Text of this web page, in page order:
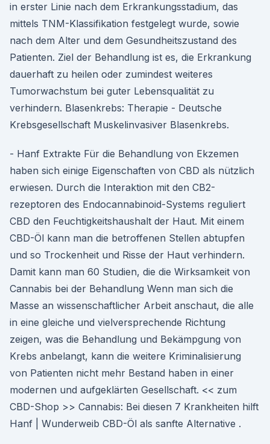
in erster Linie nach dem Erkrankungsstadium, das
mittels TNM-Klassifikation festgelegt wurde, sowie
nach dem Alter und dem Gesundheitszustand des
Patienten. Ziel der Behandlung ist es, die Erkrankung
dauerhaft zu heilen oder zumindest weiteres
Tumorwachstum bei guter Lebensqualität zu
verhindern. Blasenkrebs: Therapie - Deutsche
Krebsgesellschaft Muskelinvasiver Blasenkrebs.
- Hanf Extrakte Für die Behandlung von Ekzemen
haben sich einige Eigenschaften von CBD als nützlich
erwiesen. Durch die Interaktion mit den CB2-
rezeptoren des Endocannabinoid-Systems reguliert
CBD den Feuchtigkeitshaushalt der Haut. Mit einem
CBD-Öl kann man die betroffenen Stellen abtupfen
und so Trockenheit und Risse der Haut verhindern.
Damit kann man 60 Studien, die die Wirksamkeit von
Cannabis bei der Behandlung Wenn man sich die
Masse an wissenschaftlicher Arbeit anschaut, die alle
in eine gleiche und vielversprechende Richtung
zeigen, was die Behandlung und Bekämpgung von
Krebs anbelangt, kann die weitere Kriminalisierung
von Patienten nicht mehr Bestand haben in einer
modernen und aufgeklärten Gesellschaft. << zum
CBD-Shop >> Cannabis: Bei diesen 7 Krankheiten hilft
Hanf | Wunderweib CBD-Öl als sanfte Alternative .